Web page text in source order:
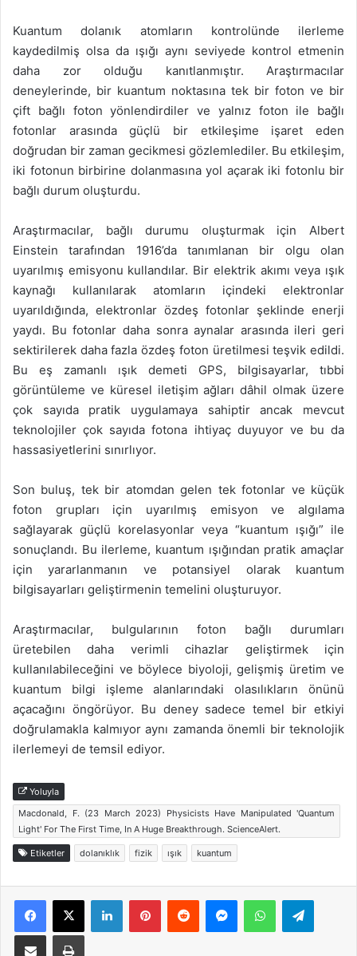
Kuantum dolanık atomların kontrolünde ilerleme
kaydedilmiş olsa da ışığı aynı seviyede kontrol etmenin
daha zor olduğu kanıtlanmıştır. Araştırmacılar
deneylerinde, bir kuantum noktasına tek bir foton ve bir
çift bağlı foton yönlendirdiler ve yalnız foton ile bağlı
fotonlar arasında güçlü bir etkileşime işaret eden
doğrudan bir zaman gecikmesi gözlemlediler. Bu etkileşim,
iki fotonun birbirine dolanmasına yol açarak iki fotonlu bir
bağlı durum oluşturdu.
Araştırmacılar, bağlı durumu oluşturmak için Albert
Einstein tarafından 1916’da tanımlanan bir olgu olan
uyarılmış emisyonu kullandılar. Bir elektrik akımı veya ışık
kaynağı kullanılarak atomların içindeki elektronlar
uyarıldığında, elektronlar özdeş fotonlar şeklinde enerji
yaydı. Bu fotonlar daha sonra aynalar arasında ileri geri
sektirilerek daha fazla özdeş foton üretilmesi teşvik edildi.
Bu eş zamanlı ışık demeti GPS, bilgisayarlar, tıbbi
görüntüleme ve küresel iletişim ağları dâhil olmak üzere
çok sayıda pratik uygulamaya sahiptir ancak mevcut
teknolojiler çok sayıda fotona ihtiyaç duyuyor ve bu da
hassasiyetlerini sınırlıyor.
Son buluş, tek bir atomdan gelen tek fotonlar ve küçük
foton grupları için uyarılmış emisyon ve algılama
sağlayarak güçlü korelasyonlar veya “kuantum ışığı” ile
sonuçlandı. Bu ilerleme, kuantum ışığından pratik amaçlar
için yararlanmanın ve potansiyel olarak kuantum
bilgisayarları geliştirmenin temelini oluşturuyor.
Araştırmacılar, bulgularının foton bağlı durumları
üretebilen daha verimli cihazlar geliştirmek için
kullanılabileceğini ve böylece biyoloji, gelişmiş üretim ve
kuantum bilgi işleme alanlarındaki olasılıkların önünü
açacağını öngörüyor. Bu deney sadece temel bir etkiyi
doğrulamakla kalmıyor aynı zamanda önemli bir teknolojik
ilerlemeyi de temsil ediyor.
Yoluyla
Macdonald, F. (23 March 2023) Physicists Have Manipulated 'Quantum
Light' For The First Time, In A Huge Breakthrough. ScienceAlert.
Etiketler dolanıklık fizik ışık kuantum
Facebook
X LinkedInPinterestReddit MessengerWhatsApp
E-Posta ile paylaş Yazdır